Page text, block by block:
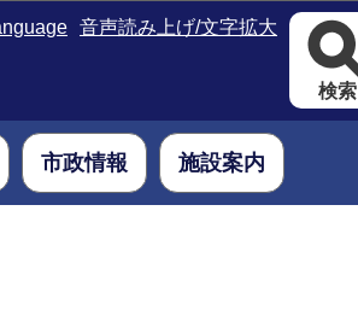
音声読み上げ/文字拡大
検索
市政情報 施設案内